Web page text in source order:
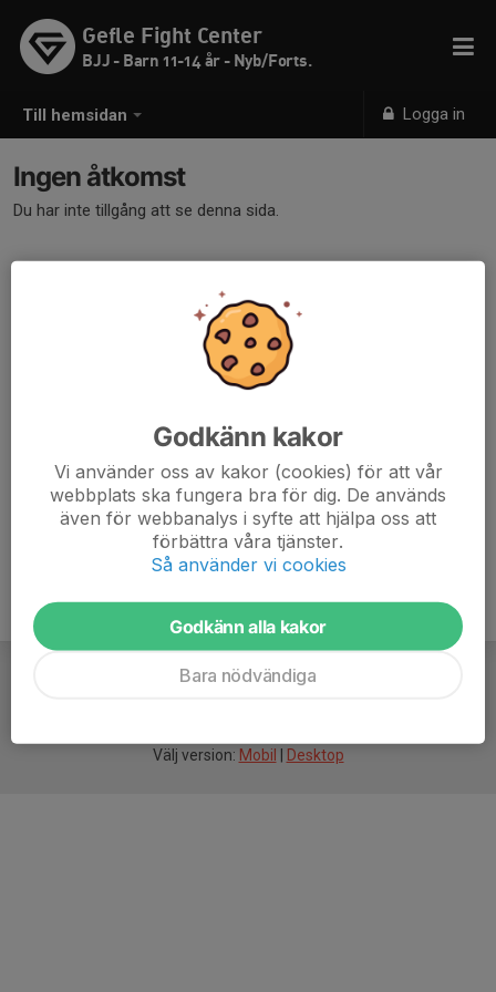
Till hemsidan Logga in
Gefle Fight Center
BJJ - Barn 11-14 år - Nyb/Forts.
Ingen åtkomst
Du har inte tillgång att se denna sida.
Välj version: Mobil Desktop
Godkänn kakor
Vi använder oss av kakor (cookies) för att vår
webbplats ska fungera bra för dig. De används
även för webbanalys i syfte att hjälpa oss att
förbättra våra tjänster.
Så använder vi cookies
Godkänn alla kakor
Bara nödvändiga